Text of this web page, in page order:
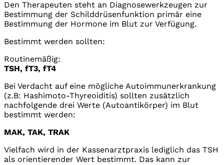
Den Therapeuten steht an Diagnosewerkzeugen zur
Bestimmung der Schilddrüsenfunktion primär eine
Bestimmung der Hormone im Blut zur Verfügung.
Bestimmt werden sollten:
Routinemäßig:
TSH, fT3, fT4
Bei Verdacht auf eine mögliche Autoimmunerkrankung
(z.B: Hashimoto-Thyreoiditis) sollten zusätzlich
nachfolgende drei Werte (Autoantikörper) im Blut
bestimmt werden:
MAK, TAK, TRAK
Vielfach wird in der Kassenarztpraxis lediglich das TSH
als orientierender Wert bestimmt. Das kann zur